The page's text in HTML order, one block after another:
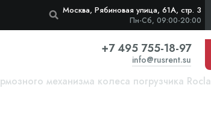
Москва, Рябиновая улица, 61А, стр. 3
Пн-Сб, 09:00-20:00
+7 495 755-18-97
info@rusrent.su
механизма колеса погрузчика Rocla